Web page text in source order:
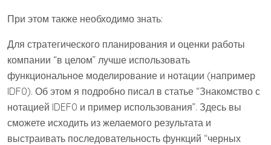
При этом также необходимо знать:
Для стратегического планирования и оценки работы
компании “в целом” лучше использовать
функциональное моделирование и нотации (например
IDF0). Об этом я подробно писал в статье “Знакомство с
нотацией IDEF0 и пример использования”. Здесь вы
сможете исходить из желаемого результата и
выстраивать последовательность функций “черных